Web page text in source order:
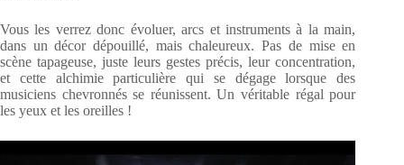
Vous les verrez donc évoluer, arcs et instruments à la main,
dans un décor dépouillé, mais chaleureux. Pas de mise en
scène tapageuse, juste leurs gestes précis, leur concentration,
et cette alchimie particulière qui se dégage lorsque des
musiciens chevronnés se réunissent. Un véritable régal pour
les yeux et les oreilles !